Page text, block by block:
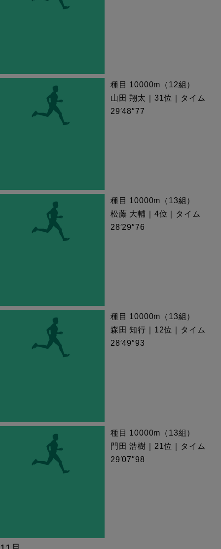
種目 10000m（12組）
山田 翔太｜31位｜タイム
29′48″77
種目 10000m（13組）
松藤 大輔｜4位｜タイム
28′29″76
種目 10000m（13組）
森田 知行｜12位｜タイム
28′49″93
種目 10000m（13組）
門田 浩樹｜21位｜タイム
29′07″98